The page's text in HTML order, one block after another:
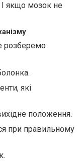
якщо мозок не
розберемо
які
положення.
при правильному